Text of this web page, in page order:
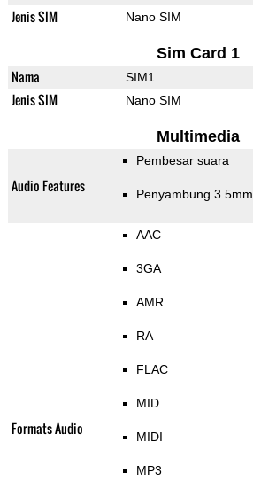
Jenis SIM Nano SIM
Sim Card 1
Nama SIM1
Jenis SIM Nano SIM
Multimedia
Audio Features
Pembesar suara
Penyambung 3.5mm
Formats Audio
AAC
3GA
AMR
RA
FLAC
MID
MIDI
MP3